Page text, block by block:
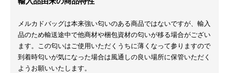
メルカドバッグは本来強い匂いのある商品ではないですが、輸入
品のため輸送途中で他商材や梱包資材の匂いが移る場合がござい
ます。この匂いはご使用いただくうちに薄くなって参りますので
到着時匂いが気になった場合は風通しの良い場所に保管いただく
ようお願いいたします。